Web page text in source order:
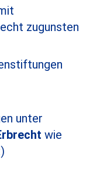
zugunsten
unter
wie